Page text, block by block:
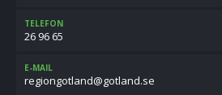
TELEFON
26 96 65
E-MAIL
es.dnaltog@dnaltognoiger